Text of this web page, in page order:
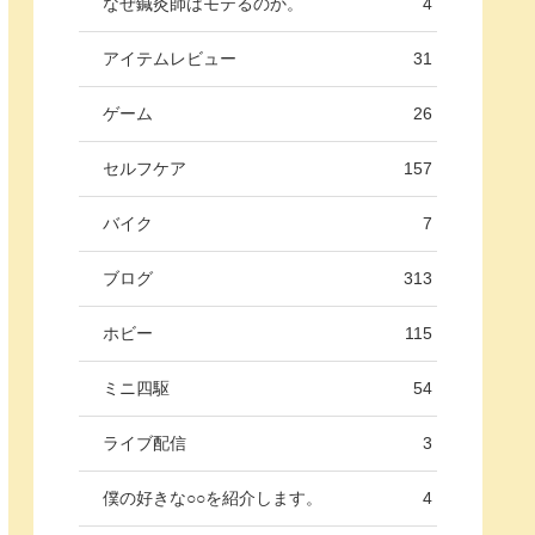
アイテムレビュー 31
ゲーム 26
セルフケア 157
バイク 7
ブログ 313
ホビー 115
ミニ四駆 54
ライブ配信 3
僕の好きな○○を紹介します。 4